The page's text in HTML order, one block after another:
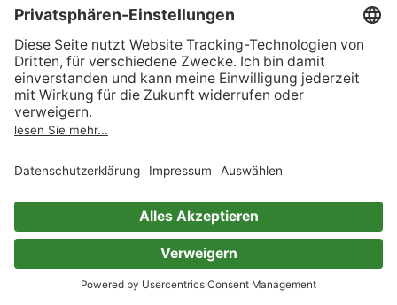
Rafik Schami
17 Bewertungen
Lesen. Hören. Bücher
erleben.
Teste 30 Tage kostenlos